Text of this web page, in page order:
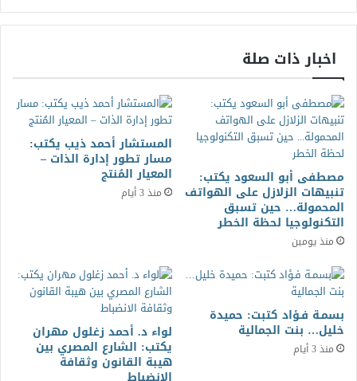
اخبار ذات صلة
مصطفى أبو السعود يكتب:
تنبيهات الزلازل على الهواتف
المحمولة… حين تسبق
التكنولوجيا لحظة الخطر
منذ يومين
المستشار أحمد ذيب يكتب:
مسار تطور إدارة الذات –
المعيار المُنتج
منذ 3 أيام
بسمـة فـؤاد كتبت: حميدة
خليل… بنت الجمالية
منذ 3 أيام
لواء د. أحمد زغلول مهران
يكتب: الشارع المصري بين
هيبة القانون وثقافة